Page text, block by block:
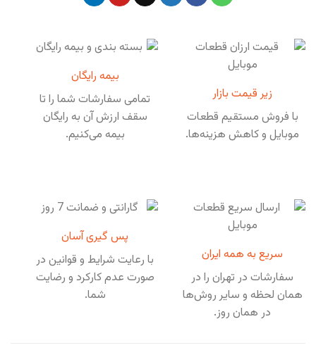
زیر قیمت بازار
با فروش مستقیم قطعات
موبایل و کاهش هزینه‌ها.
بیمه رایگان
تمامی سفارشات شما را تا
سقف ارزش آن به رایگان
بیمه می‌کنیم.
سریع به همه ایران
سفارشات در تهران را در
همان لحظه و سایر روش‌ها
در همان روز.
پس گیری آسان
با رعایت شرایط و قوانین در
صورت عدم کارکرد و رضایت
شما.